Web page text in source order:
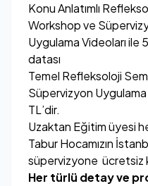
Konu Anlatımlı
Workshop ve
Uygulama Videoları
datası
Temel Refleksoloji
Süpervizyon
TL’dir.
Uzaktan Eğitim üyesi
Tabur Hocamızın
süpervizyone ücretsiz
Her türlü detay ve